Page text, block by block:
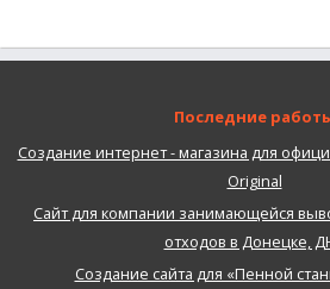
Последние
Создание интернет - магазина для
Original
Сайт для компании занимающейся
отходов в Донецке,
Создание сайта для «Пенной